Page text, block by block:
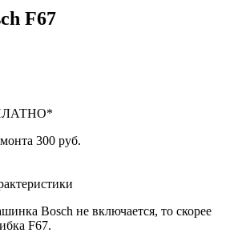
F67
300 руб.
Bosch не включается, то скорее
F67.